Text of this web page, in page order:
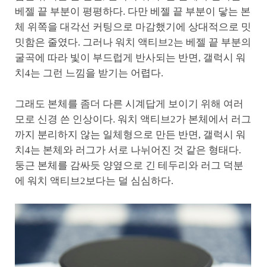
베젤 끝 부분이 평평하다. 다만 베젤 끝 부분이 닿는 본
체 위쪽을 대각선 커팅으로 마감했기에 상대적으로 밋
밋함은 줄였다. 그러나 워치 액티브2는 베젤 끝 부분의
굴곡에 따라 빛이 부드럽게 반사되는 반면, 갤럭시 워
치4는 그런 느낌을 받기는 어렵다.
그래도 본체를 좀더 다른 시계답게 보이기 위해 여러
모로 신경 쓴 인상이다. 워치 액티브2가 본체에서 러그
까지 분리하지 않는 일체형으로 만든 반면, 갤럭시 워
치4는 본체와 러그가 서로 나뉘어진 것 같은 형태다.
둥근 본체를 감싸듯 양옆으로 긴 테두리와 러그 덕분
에 워치 액티브2보다는 덜 심심하다.